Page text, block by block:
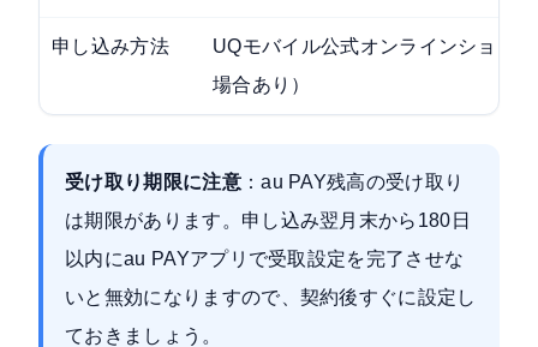
申し込み方法
UQモバイル公式オンラインショッ
場合あり）
受け取り期限に注意：au PAY残高の受け取り
は期限があります。申し込み翌月末から180日
以内にau PAYアプリで受取設定を完了させな
いと無効になりますので、契約後すぐに設定し
ておきましょう。